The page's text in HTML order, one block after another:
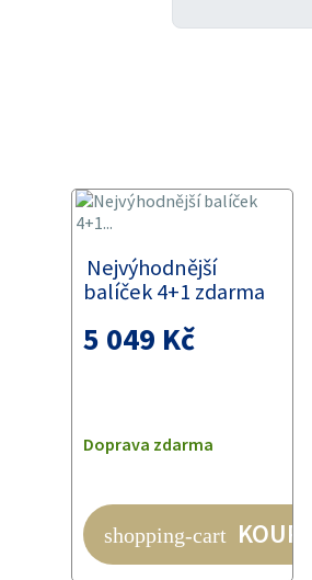
Nejvýhodnější
balíček 4+1 zdarma
5 049 Kč
Doprava zdarma
shopping-cart KOUPIT